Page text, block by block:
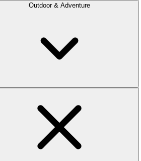
Outdoor & Adventure